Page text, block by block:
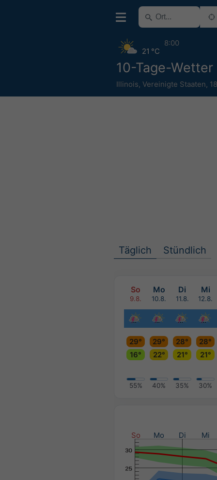
10-Tage-Wetter
Illinois, Vereinigte Staaten,
21 °C
8:00
Täglich Stündlich
So Mo Di Mi
9.8. 10.8. 11.8. 12.8.
29° 29° 28°
28°
16°
22° 21° 21°
55% 40% 35% 30%
So Mo Di Mi